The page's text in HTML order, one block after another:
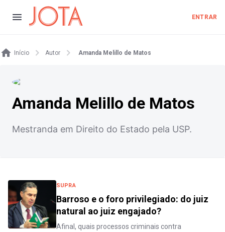
ENTRAR
Início Autor Amanda Melillo de Matos
Amanda Melillo de Matos
Mestranda em Direito do Estado pela USP.
SUPRA
Barroso e o foro privilegiado: do juiz
natural ao juiz engajado?
Afinal, quais processos criminais contra